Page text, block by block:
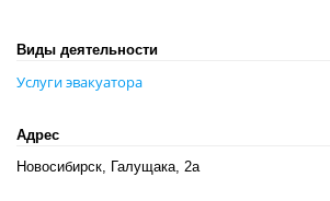
Виды деятельности
Услуги эвакуатора
Адрес
Новосибирск, Галущака, 2а